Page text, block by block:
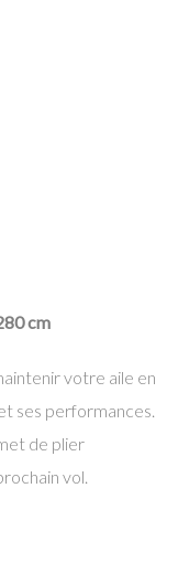
cm
votre aile en
ses performances.
de plier
vol.